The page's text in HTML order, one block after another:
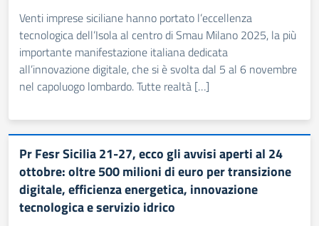
Venti imprese siciliane hanno portato l’eccellenza
tecnologica dell’Isola al centro di Smau Milano 2025, la più
importante manifestazione italiana dedicata
all’innovazione digitale, che si è svolta dal 5 al 6 novembre
nel capoluogo lombardo. Tutte realtà […]
Pr Fesr Sicilia 21-27, ecco gli avvisi aperti al 24
ottobre: oltre 500 milioni di euro per transizione
digitale, efficienza energetica, innovazione
tecnologica e servizio idrico